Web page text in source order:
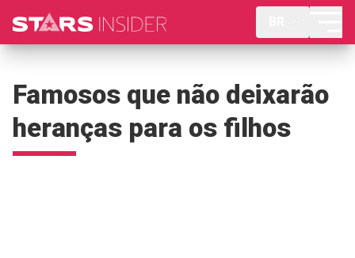
Famosos que não deixarão
heranças para os filhos